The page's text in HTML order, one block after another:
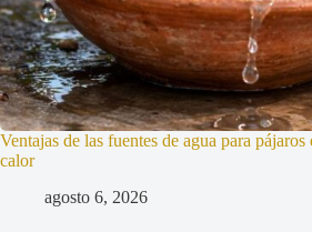
Ventajas de las fuentes de agua para
calor
agosto 6, 2026